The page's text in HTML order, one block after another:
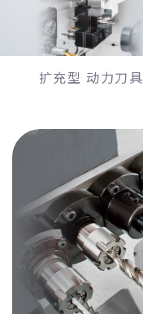
扩充型 动力刀具